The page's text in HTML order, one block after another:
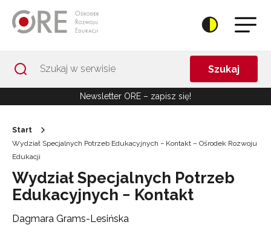
Szukaj
Newsletter ORE – zapisz się!
Start
Wydział Specjalnych Potrzeb Edukacyjnych − Kontakt – Ośrodek Rozwoju
Edukacji
Wydział Specjalnych Potrzeb
Edukacyjnych − Kontakt
Dagmara Grams-Lesińska